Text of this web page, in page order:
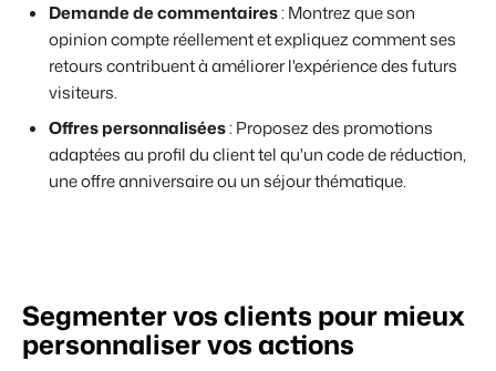
Demande de commentaires: Montrez que son
opinion compte réellement et expliquez comment ses
retours contribuent à améliorer l'expérience des futurs
visiteurs.
Offres personnalisées: Proposez des promotions
adaptées au profil du client tel qu'un code de réduction,
une offre anniversaire ou un séjour thématique.
Segmenter vos clients pour mieux
personnaliser vos actions